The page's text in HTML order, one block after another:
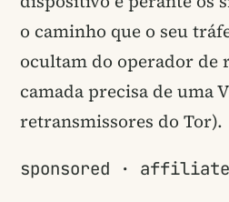
o caminho que o seu
ocultam do operador de
camada precisa de uma
retransmissores do Tor).
sponsored ·